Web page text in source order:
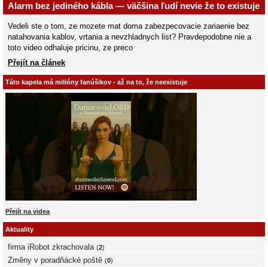
Alarm bez jediného kábla — väčšina ľudí nevie že to existuje
Vedeli ste o tom, ze mozete mat doma zabezpecovacie zariaenie bez
natahovania kablov, vrtania a nevzhladnych list? Pravdepodobne nie a
toto video odhaluje pricinu, ze preco
Přejít na článek
Táto kapela má milióny fanúšikov - až na to, že neexistuje
Přejít na videa
Aktuality
firma iRobot zkrachovala (2)
Změny v poradňácké poště (0)